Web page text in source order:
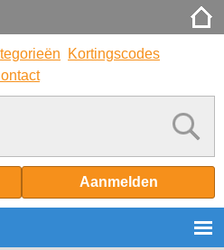
Kortingscodes
Aanmelden